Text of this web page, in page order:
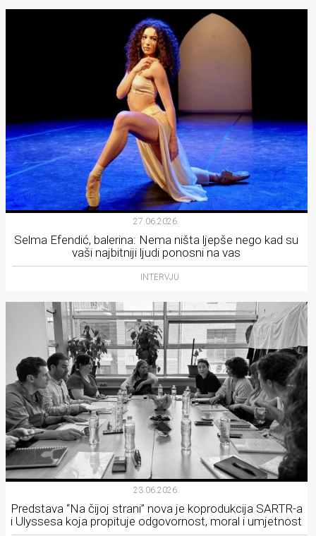
27.06.2026.
Selma Efendić, balerina: Nema ništa ljepše nego kad su
vaši najbitniji ljudi ponosni na vas
INTERVJU
23.06.2026.
Predstava “Na čijoj strani” nova je koprodukcija SARTR-a
i Ulyssesa koja propituje odgovornost, moral i umjetnost